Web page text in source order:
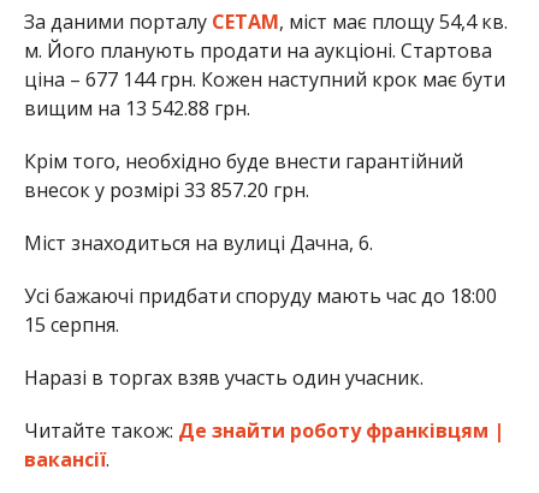
За даними порталу СЕТАМ, міст має площу 54,4 кв.
м. Його планують продати на аукціоні. Стартова
ціна – 677 144 грн. Кожен наступний крок має бути
вищим на 13 542.88 грн.
Крім того, необхідно буде внести гарантійний
внесок у розмірі 33 857.20 грн.
Міст знаходиться на вулиці Дачна, 6.
Усі бажаючі придбати споруду мають час до 18:00
15 серпня.
Наразі в торгах взяв участь один учасник.
Читайте також: Де знайти роботу франківцям |
вакансії.